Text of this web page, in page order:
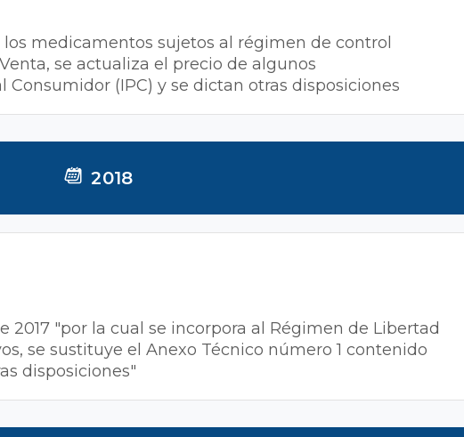
medicamentos sujetos al régimen de control
se actualiza el precio de algunos
(IPC) y se dictan otras disposiciones
2018
"por la cual se incorpora al Régimen de Libertad
se sustituye el Anexo Técnico número 1 contenido
disposiciones"